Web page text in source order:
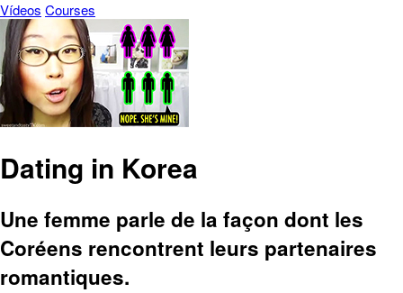
Vídeos Courses
Dating in Korea
Une femme parle de la façon dont les
Coréens rencontrent leurs partenaires
romantiques.